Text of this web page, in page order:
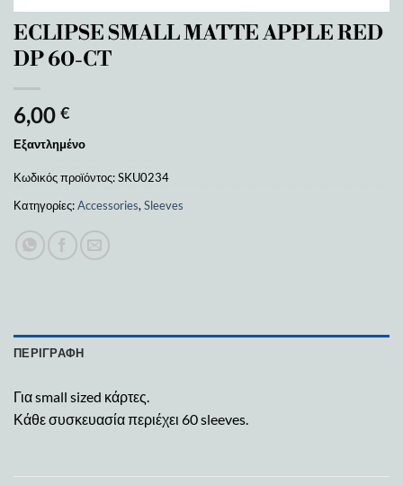
ECLIPSE SMALL MATTE APPLE RED
DP 60-CT
6,00 €
Εξαντλημένο
Κωδικός προϊόντος:SKU0234
Κατηγορίες:Accessories, Sleeves
ΠΕΡΙΓΡΑΦΉ
Για small sized κάρτες.
Κάθε συσκευασία περιέχει 60 sleeves.